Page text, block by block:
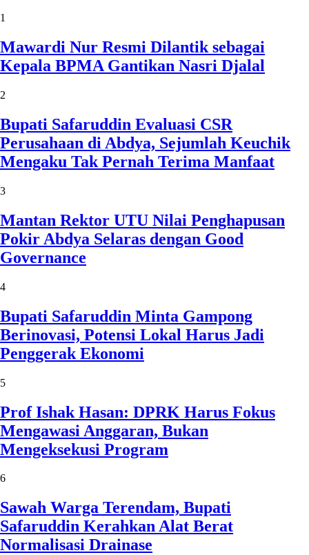
1
Mawardi Nur Resmi Dilantik sebagai
Kepala BPMA Gantikan Nasri Djalal
2
Bupati Safaruddin Evaluasi CSR
Perusahaan di Abdya, Sejumlah Keuchik
Mengaku Tak Pernah Terima Manfaat
3
Mantan Rektor UTU Nilai Penghapusan
Pokir Abdya Selaras dengan Good
Governance
4
Bupati Safaruddin Minta Gampong
Berinovasi, Potensi Lokal Harus Jadi
Penggerak Ekonomi
5
Prof Ishak Hasan: DPRK Harus Fokus
Mengawasi Anggaran, Bukan
Mengeksekusi Program
6
Sawah Warga Terendam, Bupati
Safaruddin Kerahkan Alat Berat
Normalisasi Drainase